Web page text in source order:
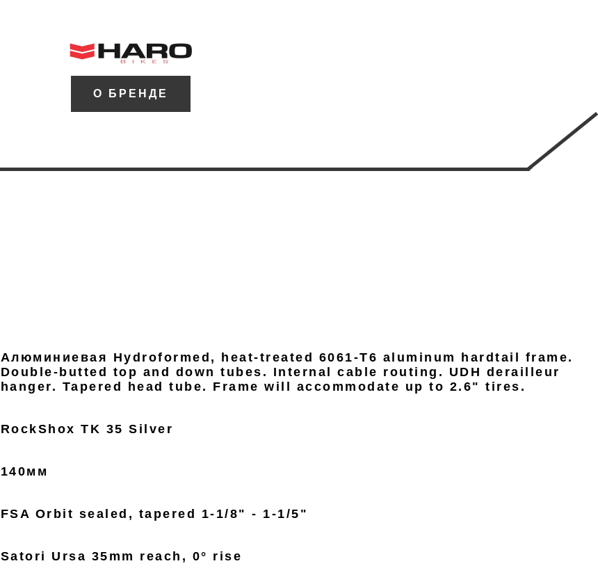
О БРЕНДЕ
Алюминиевая Hydroformed, heat-treated 6061-T6 aluminum hardtail frame.
Double-butted top and down tubes. Internal cable routing. UDH derailleur
hanger. Tapered head tube. Frame will accommodate up to 2.6" tires.
RockShox TK 35 Silver
140мм
FSA Orbit sealed, tapered 1-1/8" - 1-1/5"
Satori Ursa 35mm reach, 0° rise